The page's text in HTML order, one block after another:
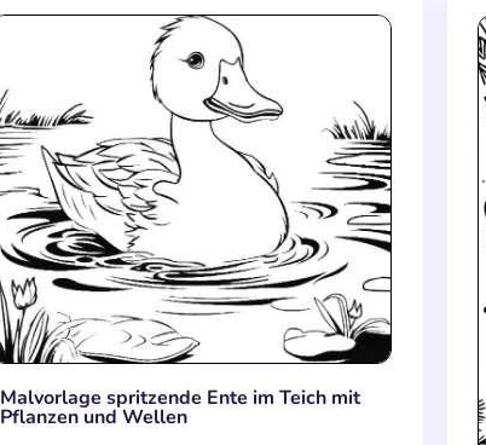
Malvorlage spritzende Ente im Teich mit
Pflanzen und Wellen